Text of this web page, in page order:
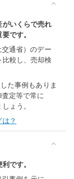
いくらで売れ
です。
通省）のデー
較し、売却検
た事例もありま
定等で常に
ょう。
？
です。